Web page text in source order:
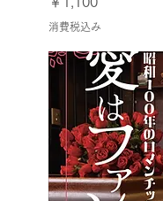
消費税込み